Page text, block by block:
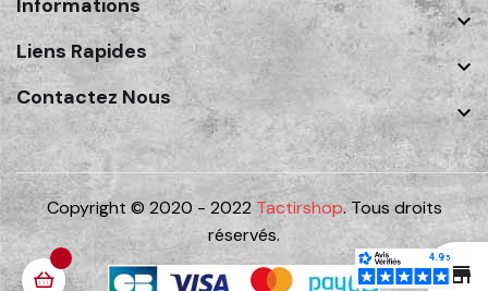

Liens Rapides

Contactez Nous

Copyright © 2020 - 2022Tactirshop. Tous droits
réservés.